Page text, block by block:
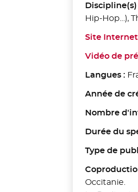
Hip-Hop…),
Site
Vidéo de
Langues :
Année de
Nombre
Durée du
Type de
Occitanie.